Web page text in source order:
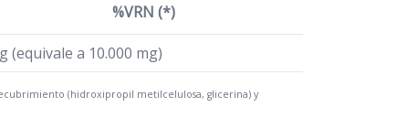
%VRN (*)
(equivale a 10.000 mg)
(hidroxipropil metilcelulosa, glicerina) y